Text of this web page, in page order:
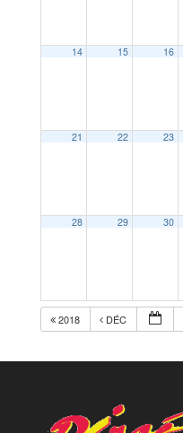
14 15 16
21 22 23
28 29 30
2018 DÉC